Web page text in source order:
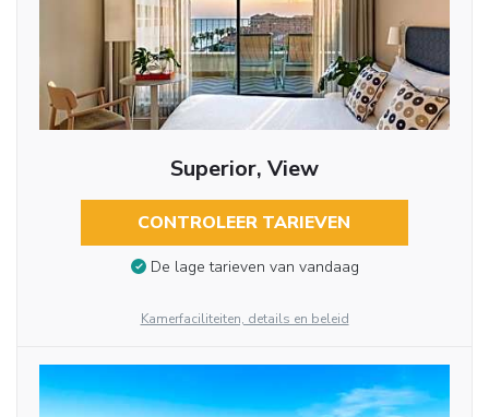
Superior, View
CONTROLEER TARIEVEN
De lage tarieven van vandaag
Kamerfaciliteiten, details en beleid